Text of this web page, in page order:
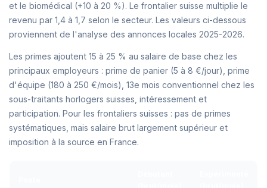
et le biomédical (+10 à 20 %). Le frontalier suisse multiplie le
revenu par 1,4 à 1,7 selon le secteur. Les valeurs ci-dessous
proviennent de l'analyse des annonces locales 2025-2026.
Les primes ajoutent 15 à 25 % au salaire de base chez les
principaux employeurs : prime de panier (5 à 8 €/jour), prime
d'équipe (180 à 250 €/mois), 13e mois conventionnel chez les
sous-traitants horlogers suisses, intéressement et
participation. Pour les frontaliers suisses : pas de primes
systématiques, mais salaire brut largement supérieur et
imposition à la source en France.